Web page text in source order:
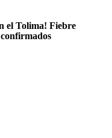
el Tolima! Fiebre